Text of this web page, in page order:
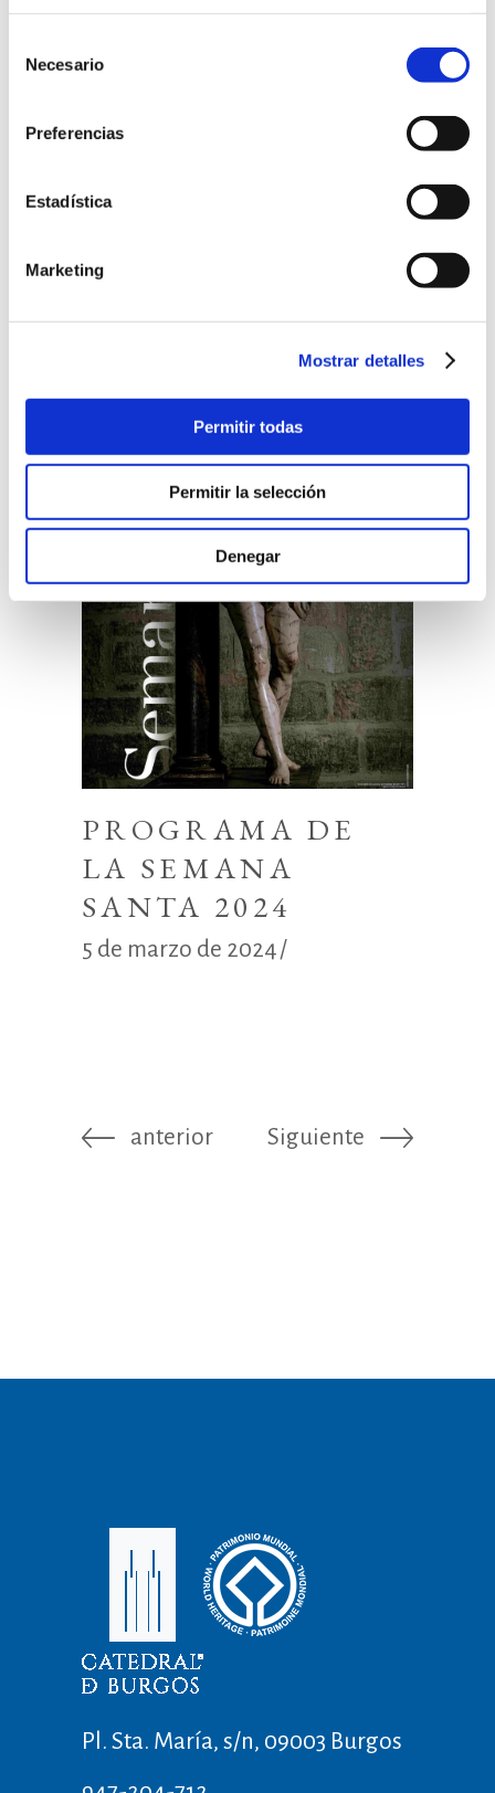
Necesario
Preferencias
Estadística
Marketing
Mostrar detalles
Permitir todas
Permitir la selección
Denegar
PRESENTA LA
EPISCOPAL DE LA
PROGRAMA DE
LA SEMANA
SANTA 2024
5 de marzo de 2024
anterior Siguiente
Pl. Sta. María, s/n, 09003 Burgos